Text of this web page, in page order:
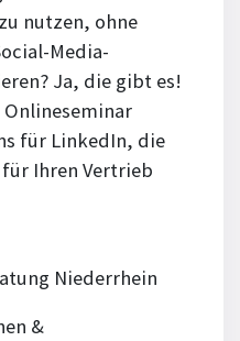
nutzen, ohne
Media-
Ja, die gibt es!
für LinkedIn, die
Ihren Vertrieb
Niederrhein
&